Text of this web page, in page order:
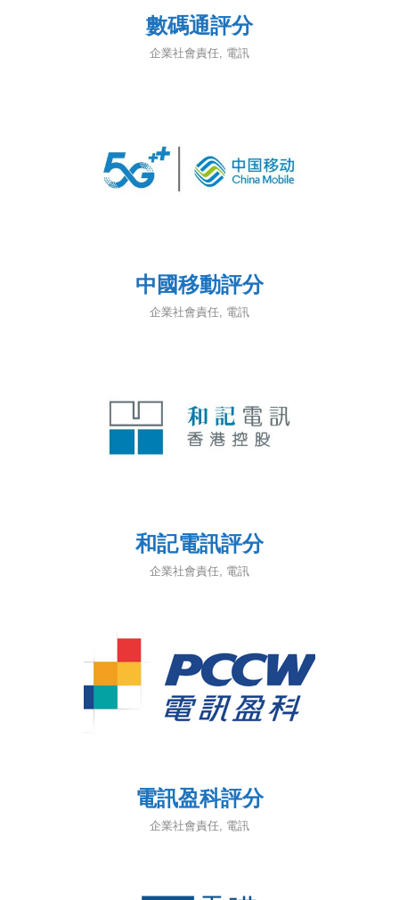
數碼通評分
企業社會責任 電訊
中國移動評分
企業社會責任, 電訊
和記電訊評分
企業社會責任, 電訊
電訊盈科評分
企業社會責任, 電訊